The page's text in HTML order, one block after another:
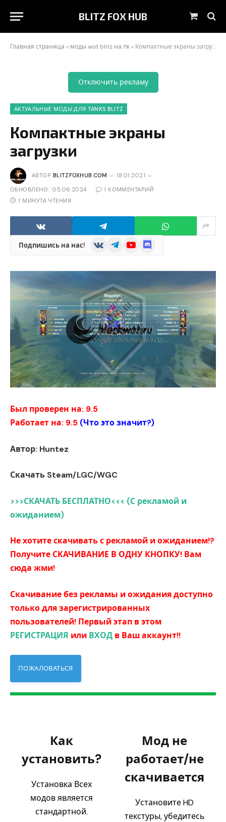
BLITZ FOX HUB Корзина
Главная страница » моды wot blitz на пк » Компактные экраны загрузки
Отключить рекламу
АКТУАЛЬНЫЕ МОДЫ ДЛЯ TANKS BLITZ
Компактные экраны
загрузки
АВТОР BLITZFOXHUB.COM 18.01.2021
ОБНОВЛЕНО: 05.06.2024
1 КОММЕНТАРИЙ
1 МИНУТА ЧТЕНИЯ
Подпишись на нас! VKontakteTelegramYouTubeDiscord
Был проверен на: 9.5
Работает на: 9.5 (Что это значит?)
Автор: Huntez
Скачать Steam/LGC/WGC
>>>СКАЧАТЬ БЕСПЛАТНО<<< (С рекламой и
ожиданием)
Не хотите скачивать с рекламой и ожиданием!?
Получите СКАЧИВАНИЕ В ОДНУ КНОПКУ! Вам
сюда жми!
Скачивание без рекламы и ожидания доступно
только для зарегистрированных
пользователей! Первый этап в этом
РЕГИСТРАЦИЯ или ВХОД в Ваш аккаунт!!
ПОЖАЛОВАТЬСЯ
Как
установить?
Установка Всех
модов является
стандартной.
Мод не
работает/не
скачивается
Установите HD
текстуры, убедитесь